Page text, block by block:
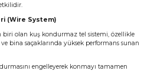
(Wire System)
biri olan kuş kondurmaz tel sistemi, özellikle
bina saçaklarında yüksek performans sunan
engelleyerek konmayı tamamen